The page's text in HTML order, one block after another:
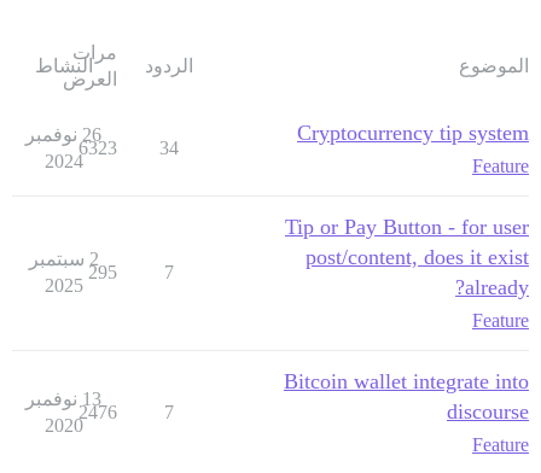
الموضوع الردود
مرات
العرض
النشاط
Cryptocurrency tip system
Feature
34
6323
26 نوفمبر
2024
Tip or Pay Button - for user
post/content, does it exist
already?
Feature
7
295
2 سبتمبر
2025
Bitcoin wallet integrate into
discourse
Feature
7
2476
13 نوفمبر
2020